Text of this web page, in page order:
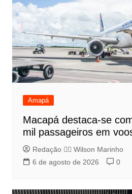
Amapá
Macapá destaca-se
mil passageiros em
Redação 👨‍⚖️​ Wilson Marinho
6 de agosto de 2026
0